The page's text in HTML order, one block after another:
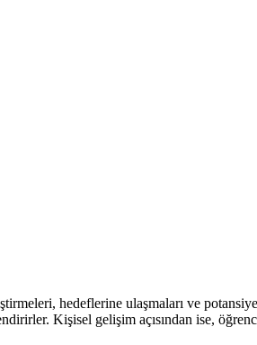
hedeflerine ulaşmaları ve
Kişisel gelişim açısından ise,